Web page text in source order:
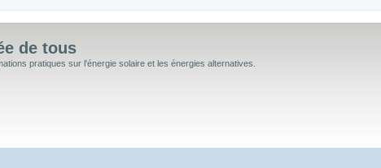
de tous
pratiques sur l'énergie solaire et les énergies alternatives.